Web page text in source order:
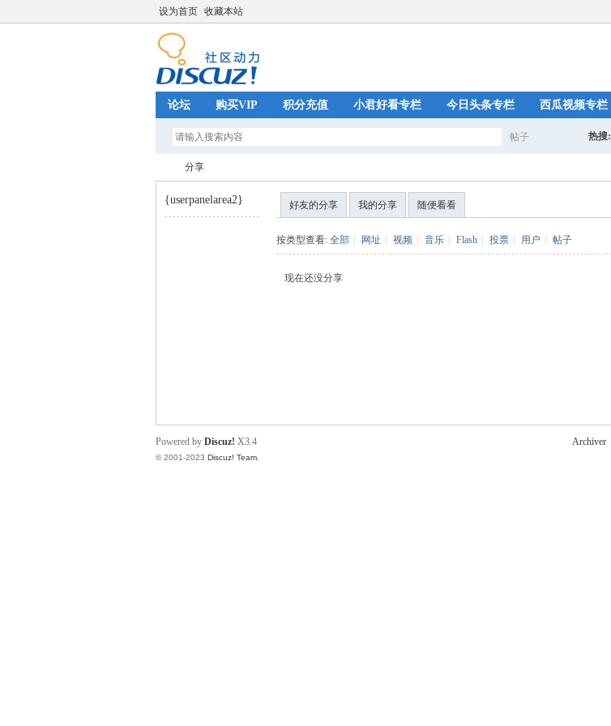
设为首页 收藏本站
论坛 购买VIP 积分充值 小君好看专栏 今日头条专栏 西瓜视频专栏
帖子 热搜:
分享
{userpanelarea2} 好友的分享 我的分享 随便看看
按类型查看: 全部 网址 视频 音乐 Flash 投票 用户 帖子
现在还没分享
Archiver
Powered by Discuz! X3.4
© 2001-2023 Discuz! Team